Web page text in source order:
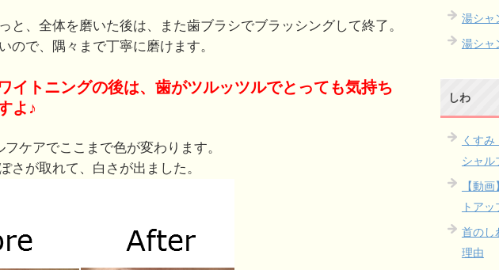
と、全体を磨いた後は、また歯ブラシでブラッシングして終了。
ので、隅々まで丁寧に磨けます。
イトニングの後は、歯がツルッツルでとっても気持ち
よ♪
ケアでここまで色が変わります。
さが取れて、白さが出ました。
湯シャ
湯シャ
しわ
くす
シャル
【動
トアッ
首のし
理由